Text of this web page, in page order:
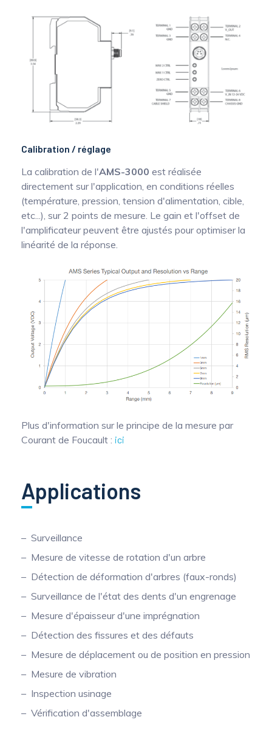
Calibration / réglage
La calibration de l'AMS-3000 est réalisée
directement sur l'application, en conditions réelles
(température, pression, tension d'alimentation, cible,
etc...), sur 2 points de mesure. Le gain et l'offset de
l'amplificateur peuvent être ajustés pour optimiser la
linéarité de la réponse.
Plus d'information sur le principe de la mesure par
Courant de Foucault : ici
Applications
Surveillance
Mesure de vitesse de rotation d'un arbre
Détection de déformation d'arbres (faux-ronds)
Surveillance de l'état des dents d'un engrenage
Mesure d'épaisseur d'une imprégnation
Détection des fissures et des défauts
Mesure de déplacement ou de position en pression
Mesure de vibration
Inspection usinage
Vérification d'assemblage